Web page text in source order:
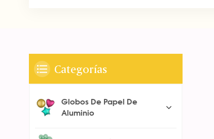
Categorías
Globos De Papel De
Aluminio